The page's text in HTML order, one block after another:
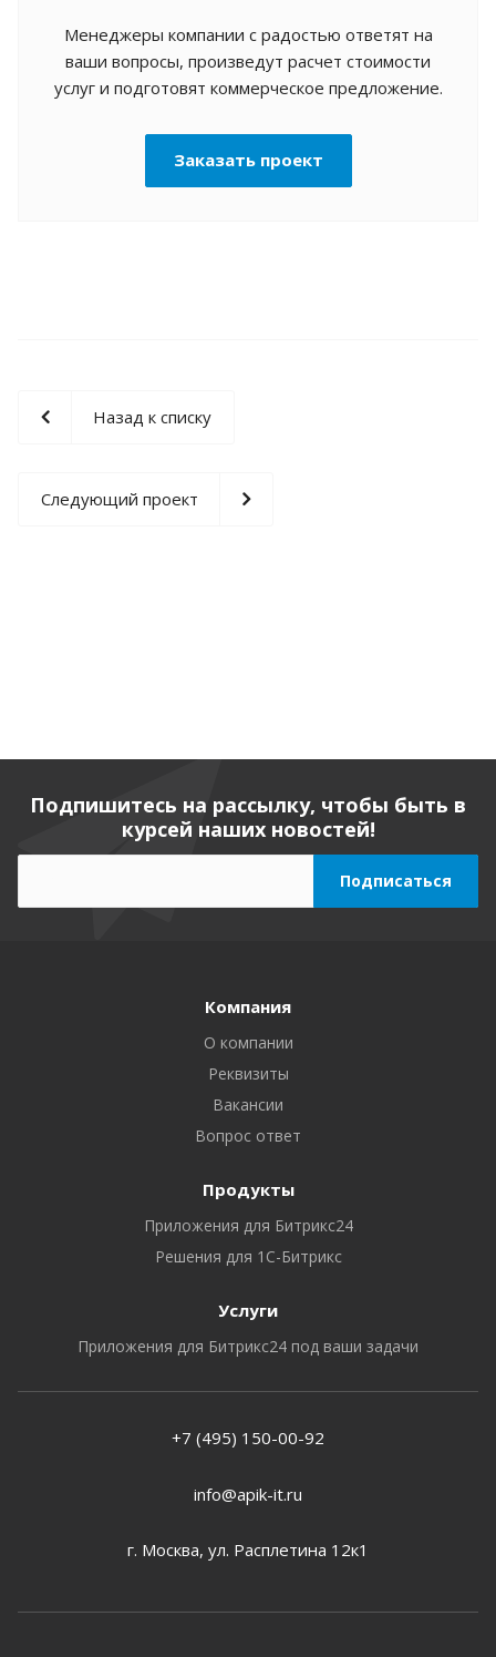
Менеджеры компании с радостью ответят на
ваши вопросы, произведут расчет стоимости
услуг и подготовят коммерческое предложение.
Заказать проект
Назад к списку
Следующий проект
Подпишитесь на рассылку, чтобы быть в
курсей наших новостей!
Компания
О компании
Реквизиты
Вакансии
Вопрос ответ
Продукты
Приложения для Битрикс24
Решения для 1С-Битрикс
Услуги
Приложения для Битрикс24 под ваши задачи
+7 (495) 150-00-92
info@apik-it.ru
​г. Москва, ул. Расплетина 12к1